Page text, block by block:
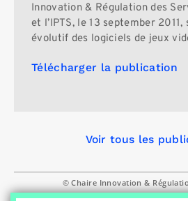
Innovation & Régulation des
et l’IPTS, le 13 september 2011,
évolutif des logiciels de jeux
Télécharger la publication
Voir tous les
© Chaire Innovation &
Politique de confidentialité | Réglage